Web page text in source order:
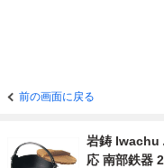
前の画面に戻る
岩鋳 Iwachu
応 南部鉄器